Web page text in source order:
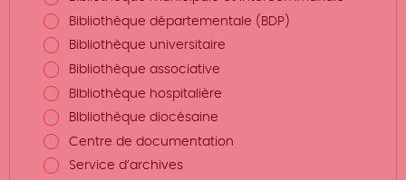
Bibliothèque départementale (BDP)
Bibliothèque universitaire
Bibliothèque associative
BIbliothèque hospitalière
BIbliothèque diocésaine
Centre de documentation
Service d’archives